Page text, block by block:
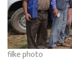
filke photo